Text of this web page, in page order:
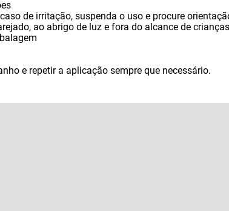
de irritação, suspenda o uso e procure
, ao abrigo de luz e fora do alcance de
e repetir a aplicação sempre que necessário.